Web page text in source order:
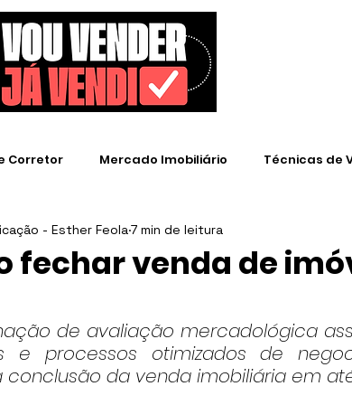
Corretor Mercado Imobiliário Técnicas de
fechar venda de
- Esther Feola 7 min de leitura
de avaliação mercadológica
e processos otimizados de
conclusão da venda imobiliária em